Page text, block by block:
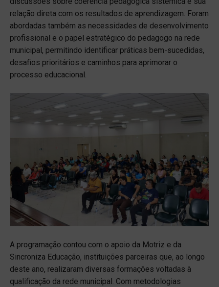
relação direta com os resultados de aprendizagem. Foram
abordadas também as necessidades de desenvolvimento
profissional e o papel estratégico do pedagogo na rede
municipal, permitindo identificar práticas bem-sucedidas,
desafios prioritários e caminhos para aprimorar o
processo educacional.
A programação contou com o apoio da Motriz e da
Sincroniza Educação, instituições parceiras que, ao longo
deste ano, realizaram diversas formações voltadas à
qualificação da rede municipal. Com metodologias